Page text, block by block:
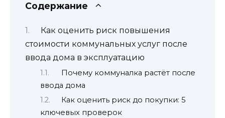
Содержание
Как оценить риск повышения
стоимости коммунальных услуг после
ввода дома в эксплуатацию
Почему коммуналка растёт после
ввода дома
Как оценить риск до покупки: 5
ключевых проверок